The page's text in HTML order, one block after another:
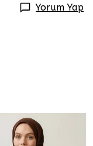
Yorum Yap